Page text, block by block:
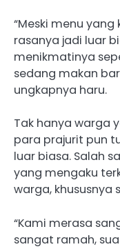
“Meski menu
rasanya jadi luar
menikmatinya
sedang makan
ungkapnya haru.
Tak hanya warga
para prajurit pun
luar biasa. Salah
yang mengaku
warga, khususnya
“Kami merasa
sangat ramah,